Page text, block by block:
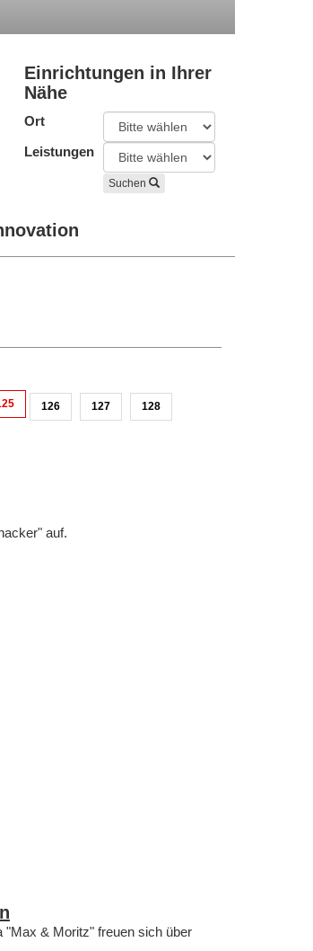
Einrichtungen in Ihrer
Nähe
Ort
Leistungen
Suchen
126 127 128
auf.
"Max & Moritz" freuen sich über